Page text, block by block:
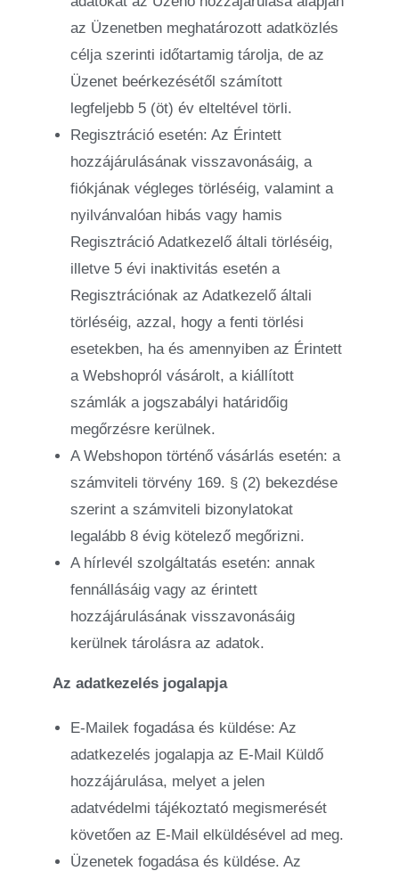
az Üzenetben meghatározott adatközlés
célja szerinti időtartamig tárolja, de az
Üzenet beérkezésétől számított
legfeljebb 5 (öt) év elteltével törli.
Regisztráció esetén: Az Érintett
hozzájárulásának visszavonásáig, a
fiókjának végleges törléséig, valamint a
nyilvánvalóan hibás vagy hamis
Regisztráció Adatkezelő általi törléséig,
illetve 5 évi inaktivitás esetén a
Regisztrációnak az Adatkezelő általi
törléséig, azzal, hogy a fenti törlési
esetekben, ha és amennyiben az Érintett
a Webshopról vásárolt, a kiállított
számlák a jogszabályi határidőig
megőrzésre kerülnek.
A Webshopon történő vásárlás esetén: a
számviteli törvény 169. § (2) bekezdése
szerint a számviteli bizonylatokat
legalább 8 évig kötelező megőrizni.
A hírlevél szolgáltatás esetén: annak
fennállásáig vagy az érintett
hozzájárulásának visszavonásáig
kerülnek tárolásra az adatok.
Az adatkezelés jogalapja
E-Mailek fogadása és küldése: Az
adatkezelés jogalapja az E-Mail Küldő
hozzájárulása, melyet a jelen
adatvédelmi tájékoztató megismerését
követően az E-Mail elküldésével ad meg.
Üzenetek fogadása és küldése. Az